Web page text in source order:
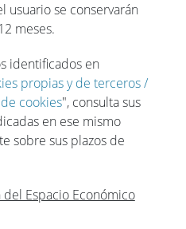
usuario se conservarán
meses.
identificados en
propias y de terceros /
cookies", consulta sus
en ese mismo
sobre sus plazos de
Espacio Económico